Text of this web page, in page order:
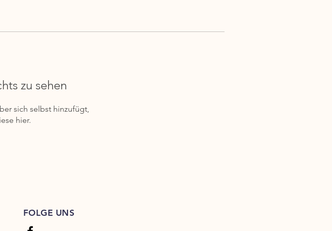
zu sehen
sich selbst hinzufügt,
hier.
FOLGE UNS